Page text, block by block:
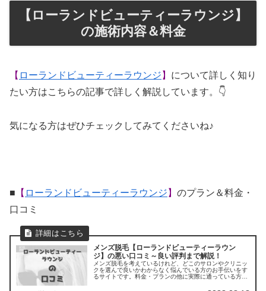
【ローランドビューティーラウンジ】
の施術内容＆料金
【 ローランドビューティーラウンジ 】 について詳しく知り
たい方はこちらの記事で詳しく解説しています。👇
気になる方はぜひチェックしてみてくださいね♪
■ 【 ローランドビューティーラウンジ 】 のプラン＆料金・
口コミ
メンズ脱毛【ローランドビューティーラウン
ジ】の悪い口コミ～良い評判まで解説！
メンズ脱毛を考えているけれど、どこのサロンやクリニッ
クを選んで良いかわからなく悩んでいる方のお手伝いをす
るサイトです。料金・プランの他に実際に通っている方の